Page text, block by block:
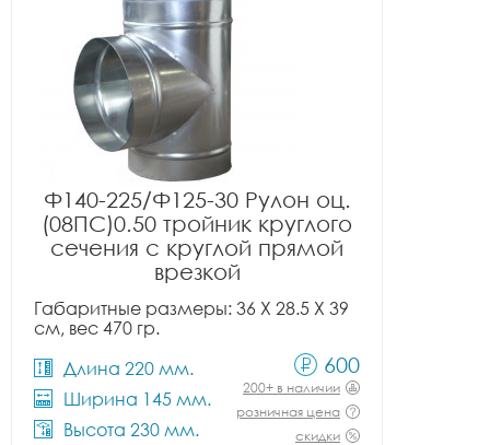
Ф140-225/Ф125-30 Рулон оц.
(08ПС)0.50 тройник круглого
сечения с круглой прямой
врезкой
Габаритные размеры: 36 X 28.5 X 39
см, вес 470 гр.
Длина 220 мм.
Ширина 145 мм.
Высота 230 мм.
600
200+ в наличии
розничная цена
скидки